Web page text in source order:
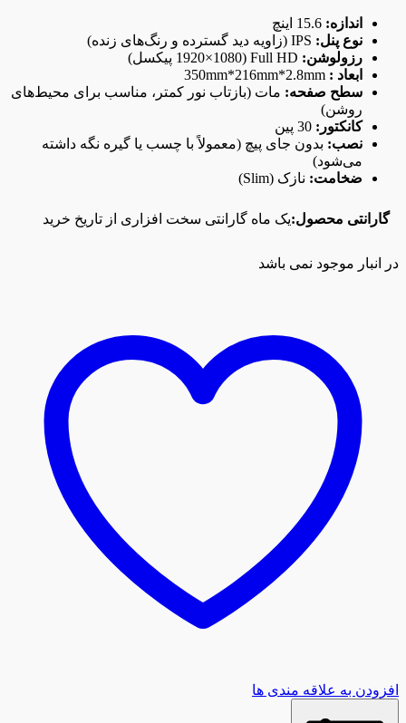
اندازه:
نوع پنل:
رزولوشن:
ابعاد :
سطح صفحه: مات (بازتاب نور کمتر، مناسب برای محیط‌های
روشن)
کانکتور:
نصب: بدون جای پیچ (معمولاً با چسب یا گیره نگه داشته
می‌شود)
ضخامت: نازک (Slim)
گارانتی محصول:یک ماه گارانتی سخت افزاری از تاریخ خرید
در انبار موجود نمی باشد
افزودن به علاقه مندی ها